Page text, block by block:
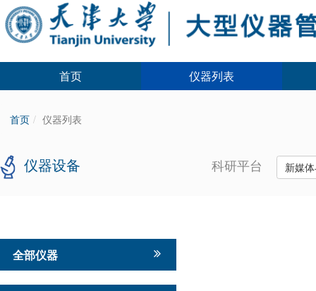
首页 仪器列表
首页 仪器列表
仪器设备 科研平台 新媒
全部仪器